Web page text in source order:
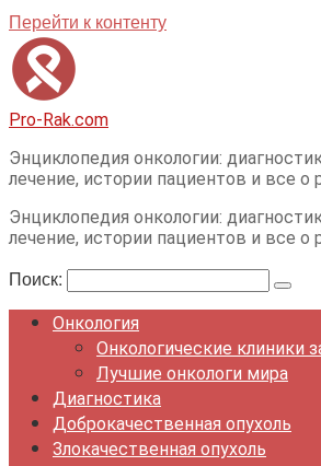
Перейти к контенту
Pro-Rak.com
Энциклопедия онкологии:
лечение, истории пациентов и все о
Энциклопедия онкологии:
лечение, истории пациентов и все о
Поиск:
Онкология
Онкологические клиники
Лучшие онкологи мира
Диагностика
Доброкачественная опухоль
Злокачественная опухоль